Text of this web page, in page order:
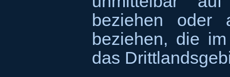
beziehen oder
beziehen, die
das